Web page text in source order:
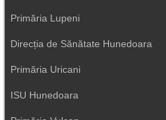
Primăria Lupeni
Direcția de Sănătate Hunedoara
Primăria Uricani
ISU Hunedoara